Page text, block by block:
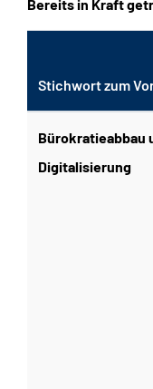
Bereits in Kraft
Stichwort zum
Bürokratieabbau
Digitalisierung